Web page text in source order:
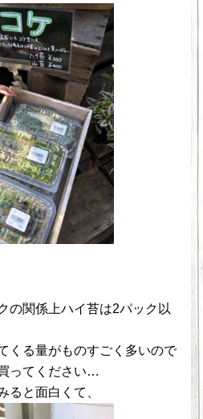
の関係上ハイ苔は2パック以
くる量がものすごく多いので
ってください…
ると面白くて、